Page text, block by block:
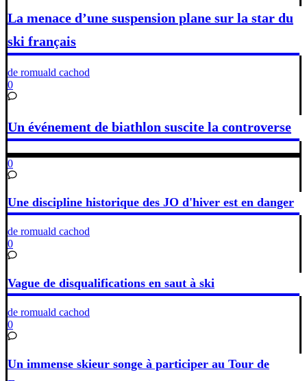
La menace d’une suspension plane sur la star du
ski français
de romuald cachod
0
Un événement de biathlon suscite la controverse
0
Une discipline historique des JO d'hiver est en danger
de romuald cachod
0
Vague de disqualifications en saut à ski
de romuald cachod
0
Un immense skieur songe à participer au Tour de